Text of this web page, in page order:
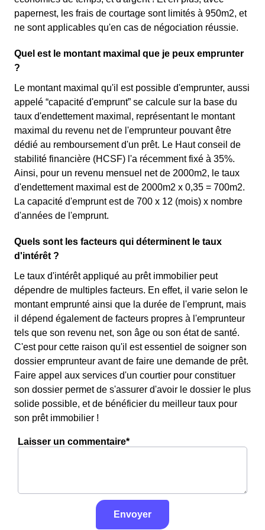
papernest, les frais de courtage sont limités à 950m2, et
ne sont applicables qu'en cas de négociation réussie.
Quel est le montant maximal que je peux emprunter
?
Le montant maximal qu'il est possible d'emprunter, aussi
appelé “capacité d'emprunt” se calcule sur la base du
taux d'endettement maximal, représentant le montant
maximal du revenu net de l'emprunteur pouvant être
dédié au remboursement d'un prêt. Le Haut conseil de
stabilité financière (HCSF) l'a récemment fixé à 35%.
Ainsi, pour un revenu mensuel net de 2000m2, le taux
d'endettement maximal est de 2000m2 x 0,35 = 700m2.
La capacité d'emprunt est de 700 x 12 (mois) x nombre
d'années de l'emprunt.
Quels sont les facteurs qui déterminent le taux
d'intérêt ?
Le taux d'intérêt appliqué au prêt immobilier peut
dépendre de multiples facteurs. En effet, il varie selon le
montant emprunté ainsi que la durée de l'emprunt, mais
il dépend également de facteurs propres à l'emprunteur
tels que son revenu net, son âge ou son état de santé.
C'est pour cette raison qu'il est essentiel de soigner son
dossier emprunteur avant de faire une demande de prêt.
Faire appel aux services d'un courtier pour constituer
son dossier permet de s'assurer d'avoir le dossier le plus
solide possible, et de bénéficier du meilleur taux pour
son prêt immobilier !
Laisser un commentaire*
Envoyer